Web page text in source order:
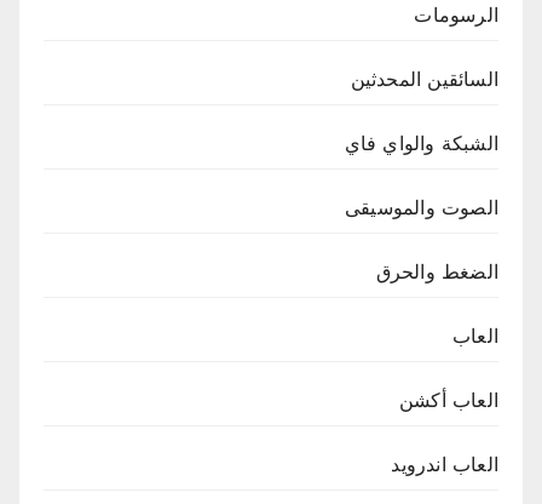
الرسومات
السائقين المحدثين
الشبكة والواي فاي
الصوت والموسيقى
الضغط والحرق
العاب
العاب أكشن
العاب اندرويد